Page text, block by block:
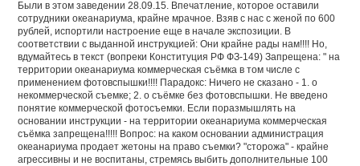
Были в этом заведении 28.09.15. Впечатление, которое оставили
сотрудники океанариума, крайне мрачное. Взяв с нас с женой по 600
рублей, испортили настроение еще в начале экспозиции. В
соответствии с выданной инструкцией: Они крайне рады нам!!!! Но,
вдумайтесь в текст (вопреки Конституция РФ ФЗ-149) Запрещена: " на
территории океанариума коммерческая съёмка в том числе с
применением фотовспышки!!!! Парадокс: Ничего не сказано - 1. о
некоммерческой съемке; 2. о съёмке без фотовспышки. Не введено
понятие коммерческой фотосъемки. Если поразмышлять на
основании инструкции - на территории океанариума коммерческая
съёмка запрещена!!!!! Вопрос: на каком основании администрация
океанариума продает жетоны на право съемки? "сторожа" - крайне
агрессивны и не воспитаны, стремясь выбить дополнительные 100